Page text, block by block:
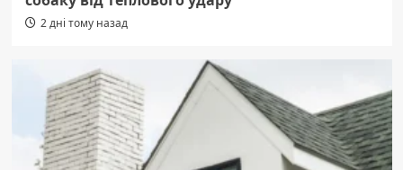
2 дні тому назад